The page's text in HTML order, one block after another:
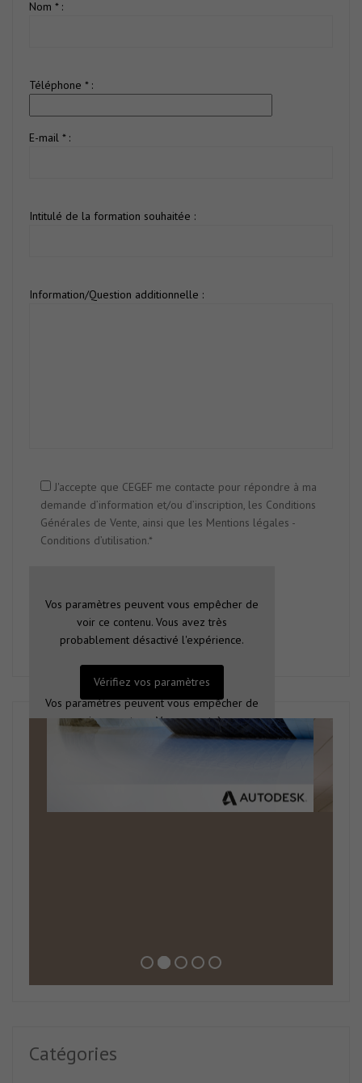
Nom * :
Téléphone * :
E-mail * :
Intitulé de la formation souhaitée :
Information/Question additionnelle :
J'accepte que CEGEF me contacte pour répondre à ma
demande d’information et/ou d’inscription, les Conditions
Générales de Vente, ainsi que les Mentions légales -
Conditions d’utilisation.*
Vos paramètres peuvent vous empêcher de
voir ce contenu. Vous avez très
probablement désactivé l'expérience.
Vérifiez vos paramètres
Vos paramètres peuvent vous empêcher de
voir ce contenu. Vous avez très
probablement désactivé l'expérience.
Catégories